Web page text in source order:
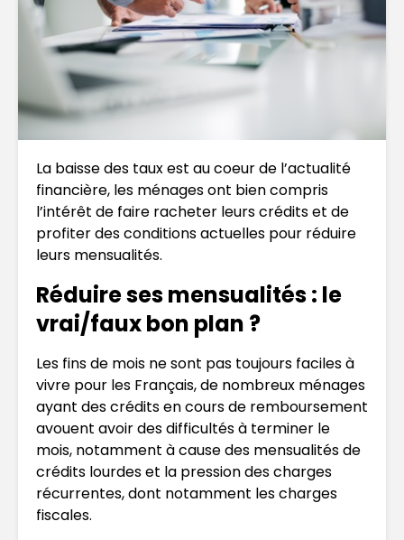
La baisse des taux est au coeur de l’actualité
financière, les ménages ont bien compris
l’intérêt de faire racheter leurs crédits et de
profiter des conditions actuelles pour réduire
leurs mensualités.
Réduire ses mensualités : le
vrai/faux bon plan ?
Les fins de mois ne sont pas toujours faciles à
vivre pour les Français, de nombreux ménages
ayant des crédits en cours de remboursement
avouent avoir des difficultés à terminer le
mois, notamment à cause des mensualités de
crédits lourdes et la pression des charges
récurrentes, dont notamment les charges
fiscales.